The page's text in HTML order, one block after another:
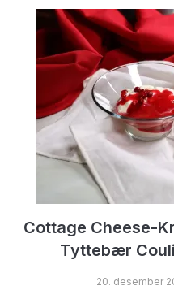
Cottage Cheese-
Tyttebær
20. desember